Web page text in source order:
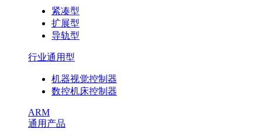
紧凑型
扩展型
导轨型
行业通用型
机器视觉控制器
数控机床控制器
ARM
通用产品